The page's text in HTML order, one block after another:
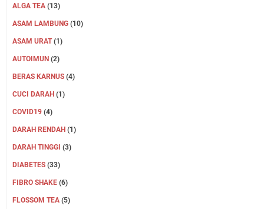
ALGA TEA (13)
ASAM LAMBUNG (10)
ASAM URAT (1)
AUTOIMUN (2)
BERAS KARNUS (4)
CUCI DARAH (1)
COVID19 (4)
DARAH RENDAH (1)
DARAH TINGGI (3)
DIABETES (33)
FIBRO SHAKE (6)
FLOSSOM TEA (5)